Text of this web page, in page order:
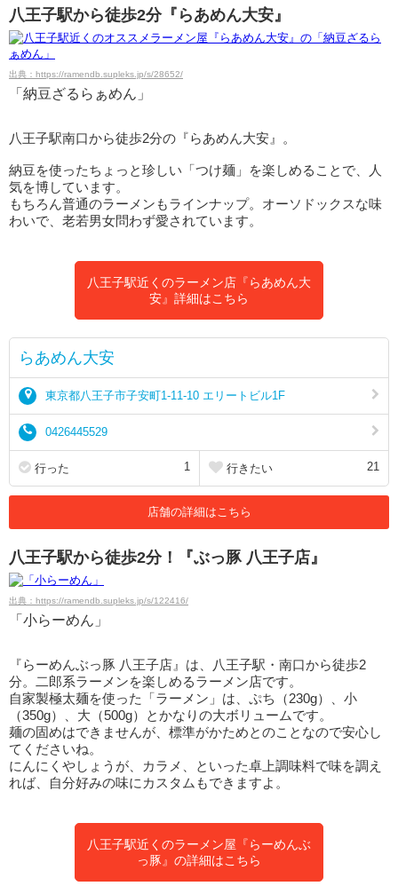
八王子駅から徒歩2分『らあめん大安』
出典：https://ramendb.supleks.jp/s/28652/
「納豆ざるらぁめん」
八王子駅南口から徒歩2分の『らあめん大安』。
納豆を使ったちょっと珍しい「つけ麺」を楽しめることで、人
気を博しています。
もちろん普通のラーメンもラインナップ。オーソドックスな味
わいで、老若男女問わず愛されています。
八王子駅近くのラーメン店『らあめん大
安』詳細はこちら
らあめん大安
東京都八王子市子安町1-11-10 エリートビル1F
0426445529
行った 1 行きたい 21
店舗の詳細はこちら
八王子駅から徒歩2分！『ぶっ豚 八王子店』
出典：https://ramendb.supleks.jp/s/122416/
「小らーめん」
『らーめんぶっ豚 八王子店』は、八王子駅・南口から徒歩2
分。二郎系ラーメンを楽しめるラーメン店です。
自家製極太麺を使った「ラーメン」は、ぷち（230g）、小
（350g）、大（500g）とかなりの大ボリュームです。
麺の固めはできませんが、標準がかためとのことなので安心し
てくださいね。
にんにくやしょうが、カラメ、といった卓上調味料で味を調え
れば、自分好みの味にカスタムもできますよ。
八王子駅近くのラーメン屋『らーめんぶ
っ豚』の詳細はこちら